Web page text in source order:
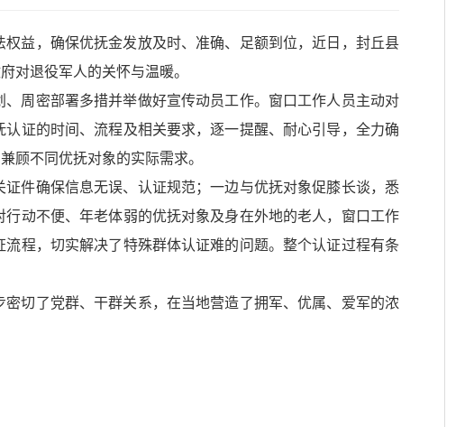
益，确保优抚金发放及时、准确、足额到位，近日，封丘县
对退役军人的关怀与温暖。
周密部署多措并举做好宣传动员工作。窗口工作人员主动对
证的时间、流程及相关要求，逐一提醒、耐心引导，全力确
顾不同优抚对象的实际需求。
件确保信息无误、认证规范；一边与优抚对象促膝长谈，悉
动不便、年老体弱的优抚对象及身在外地的老人，窗口工作
程，切实解决了特殊群体认证难的问题。整个认证过程有条
切了党群、干群关系，在当地营造了拥军、优属、爱军的浓